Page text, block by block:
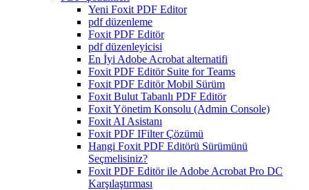
Yeni Foxit PDF Editor
pdf düzenleme
Foxit PDF Editör
pdf düzenleyicisi
En İyi Adobe Acrobat alternatifi
Foxit PDF Editör Suite for Teams
Foxit PDF Editör Mobil Sürüm
Foxit Bulut Tabanlı PDF Editör
Foxit Yönetim Konsolu (Admin Console)
Foxit AI Asistanı
Foxit PDF IFilter Çözümü
Hangi Foxit PDF Editörü Sürümünü
Seçmelisiniz?
Foxit PDF Editör ile Adobe Acrobat Pro DC
Karşılaştırması